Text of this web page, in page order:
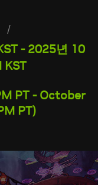
/
- 2025년 10
KST
PT - October
PT)